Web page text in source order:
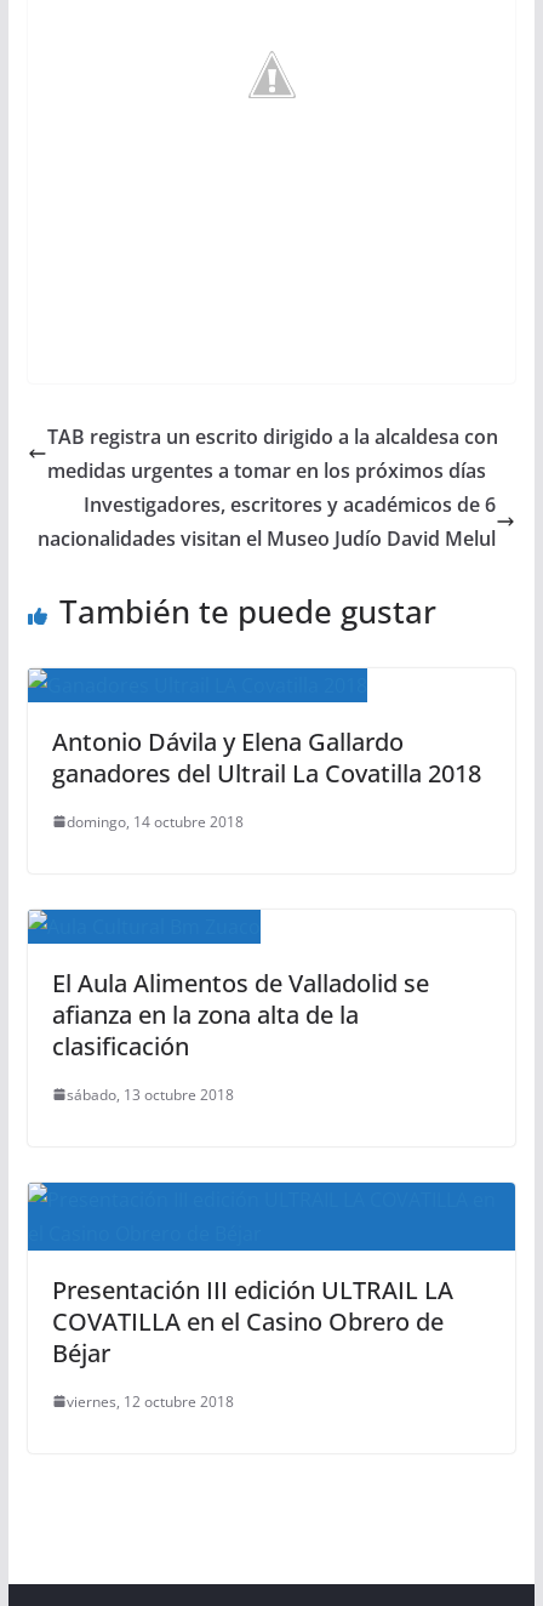
TAB registra un escrito dirigido a la alcaldesa con
medidas urgentes a tomar en los próximos días
Investigadores, escritores y académicos de 6
nacionalidades visitan el Museo Judío David Melul
También te puede gustar
Antonio Dávila y Elena Gallardo
ganadores del Ultrail La Covatilla 2018
domingo, 14 octubre 2018
El Aula Alimentos de Valladolid se
afianza en la zona alta de la
clasificación
sábado, 13 octubre 2018
Presentación III edición ULTRAIL LA
COVATILLA en el Casino Obrero de
Béjar
viernes, 12 octubre 2018